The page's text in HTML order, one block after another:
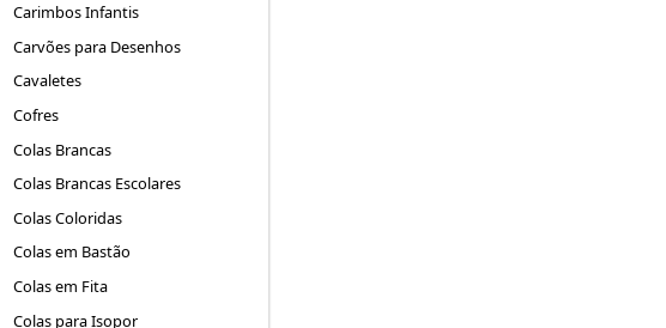
Carimbos Infantis
Carvões para Desenhos
Cavaletes
Cofres
Colas Brancas
Colas Brancas Escolares
Colas Coloridas
Colas em Bastão
Colas em Fita
Colas para Isopor